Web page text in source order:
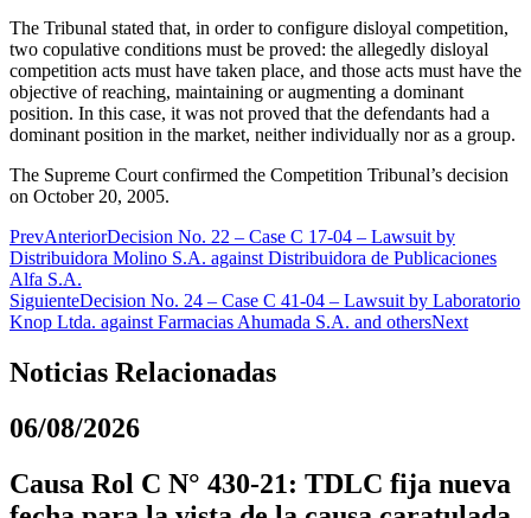
The Tribunal stated that, in order to configure disloyal competition,
two copulative conditions must be proved: the allegedly disloyal
competition acts must have taken place, and those acts must have the
objective of reaching, maintaining or augmenting a dominant
position. In this case, it was not proved that the defendants had a
dominant position in the market, neither individually nor as a group.
The Supreme Court confirmed the Competition Tribunal’s decision
on October 20, 2005.
PrevAnteriorDecision No. 22 – Case C 17-04 – Lawsuit by
Distribuidora Molino S.A. against Distribuidora de Publicaciones
Alfa S.A.
SiguienteDecision No. 24 – Case C 41-04 – Lawsuit by Laboratorio
Knop Ltda. against Farmacias Ahumada S.A. and othersNext
Noticias Relacionadas
06/08/2026
Causa Rol C N° 430-21: TDLC fija nueva